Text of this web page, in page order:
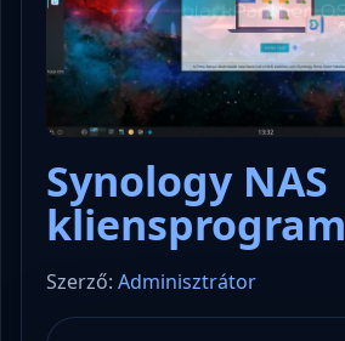
Synology NAS
kliensprogram
Szerző: Adminisztrátor